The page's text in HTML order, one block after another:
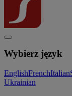
Wybierz język
EnglishFrenchItalian
Ukrainian